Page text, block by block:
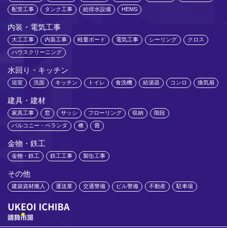
配管工事 タンク工事 給排水設備 HEMS
内装・電気工事
大工工事 内装工事 軽量ボード 電気工事 シーリング クロス
ハウスクリーニング
水回り・キッチン
浴室 洗面 キッチン トイレ 食洗機 給湯器 コンロ 換気扇
建具・建材
家具工事 窓 サッシ フローリング 収納 階段
バルコニー・ベランダ 襖 畳
金物・鉄工
金物・鉄工 鉄工工事 製缶工事
その他
建築資材搬入 運送業 交通警備 ビル警備 不動産 駐車場